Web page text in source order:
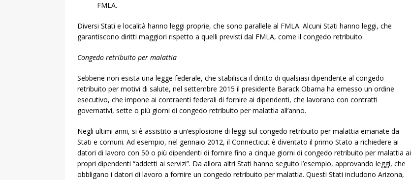
FMLA.
Diversi Stati e località hanno leggi proprie, che sono parallele al FMLA. Alcuni Stati hanno leggi, che
garantiscono diritti maggiori rispetto a quelli previsti dal FMLA, come il congedo retribuito.
Congedo retribuito per malattia
Sebbene non esista una legge federale, che stabilisca il diritto di qualsiasi dipendente al congedo
retribuito per motivi di salute, nel settembre 2015 il presidente Barack Obama ha emesso un ordine
esecutivo, che impone ai contraenti federali di fornire ai dipendenti, che lavorano con contratti
governativi, sette o più giorni di congedo retribuito per malattia all’anno.
Negli ultimi anni, si è assistito a un’esplosione di leggi sul congedo retribuito per malattia emanate da
Stati e comuni. Ad esempio, nel gennaio 2012, il Connecticut è diventato il primo Stato a richiedere ai
datori di lavoro con 50 o più dipendenti di fornire fino a cinque giorni di congedo retribuito per malattia ai
propri dipendenti “addetti ai servizi”. Da allora altri Stati hanno seguito l’esempio, approvando leggi, che
obbligano i datori di lavoro a fornire un congedo retribuito per malattia. Questi Stati includono Arizona,